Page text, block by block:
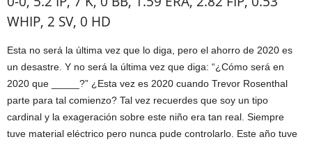
WHIP, 2 SV, 0 HD
Esta no será la última vez que lo diga, pero el ahorro de 2020 es
un desastre. Y no será la última vez que diga: “¿Cómo será en
2020 que _____?” ¿Esta vez es 2020 cuando Trevor Rosenthal
parte para tal comienzo? Tal vez recuerdes que soy un tipo
cardinal y la exageración sobre este niño era tan real. Siempre
tuve material eléctrico pero nunca pude controlarlo. Este año tuve